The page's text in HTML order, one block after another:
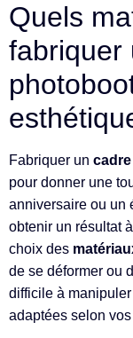
Quels
fabriquer
Fabriquer un
pour donner une
anniversaire ou un
obtenir un résultat
choix des
de se déformer ou
difficile à
adaptées selon